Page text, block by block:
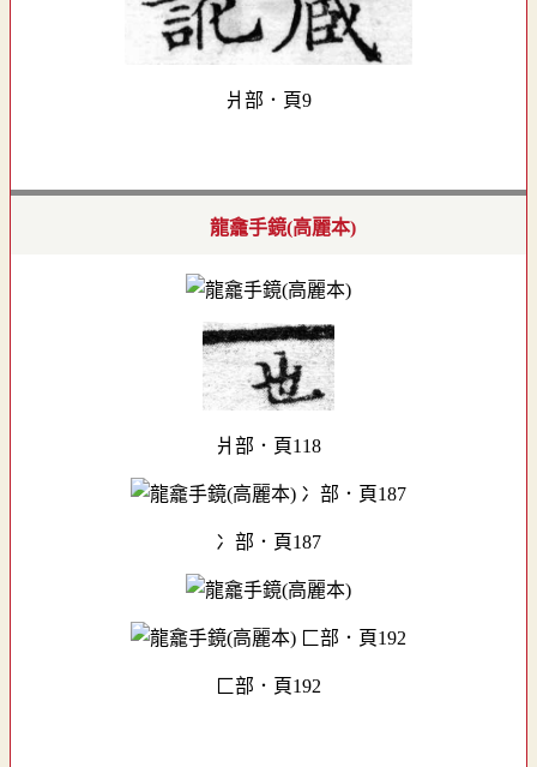
爿部．頁9
龍龕手鏡(高麗本)
爿部．頁118
冫部．頁187
匚部．頁192